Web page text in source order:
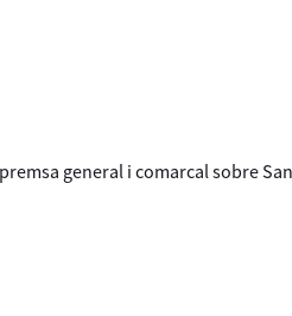
general i comarcal sobre